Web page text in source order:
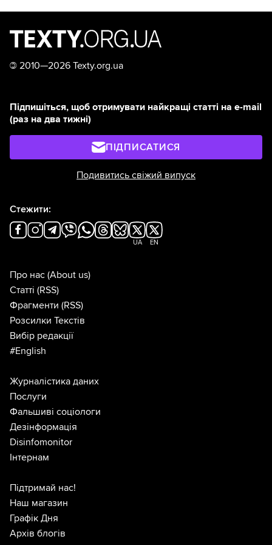
© 2010—2026 Texty.org.ua
Підпишіться, щоб отримувати найкращі статті на e-mail
(раз на два тижні)
ПІДПИСАТИСЯ
Подивитись свіжий випуск
Стежити:
UA EN
Про нас (About us)
Статті (RSS)
Фрагменти (RSS)
Розсилки Текстів
Вибір редакції
#English
Журналістика даних
Послуги
Фальшиві соціологи
Дезінформація
Disinfomonitor
Інтернам
Підтримай нас!
Наш магазин
Графік Дня
Архів блогів